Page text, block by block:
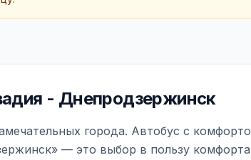
- Днепродзержинск
города. Автобус с
— это выбор в пользу